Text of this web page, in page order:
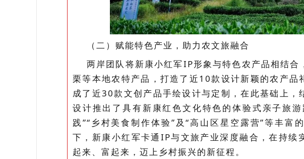
（二）赋能特色产业，助力农文旅融合
两岸团队将新康小红军IP形象与特色农产品相结
栗等本地农特产品，打造了近10款设计新颖的农产品
成了近30款文创产品手绘设计与定制，在此基础上，
设计推出了具有新康红色文化特色的体验式亲子旅
践”“乡村美食制作体验”及“高山区星空露营”等丰富
下，新康小红军卡通IP与文旅产业深度融合，在持续
起来、富起来，迈上乡村振兴的新征程。